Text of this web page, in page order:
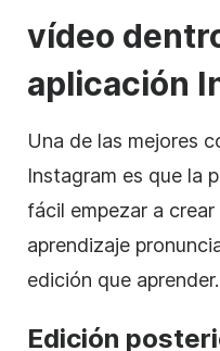
vídeo
aplicación
Una de las mejores
Instagram es que la
fácil empezar a
aprendizaje
edición que aprender.
Edición